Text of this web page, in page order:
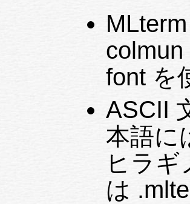
font を
ASCII
本語に
ヒラ
は